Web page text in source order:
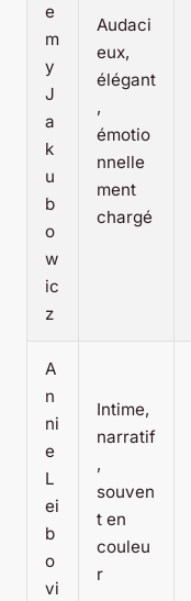
e
m
y
J
a
k
u
b
o
w
ic
z
Audaci
eux,
élégant
,
émotio
nnelle
ment
chargé
A
n
ni
e
L
ei
b
o
vi
Intime,
narratif
,
souven
t en
couleu
r